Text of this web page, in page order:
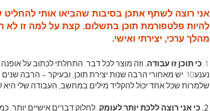
אני רוצה לשתף אתכן בסיבות שהביאו אותי להחליט
להיות פלטפורמת תוכן בתשלום. קצת על למה זו
מהלך ערכי, יצירתי ואישי.
כי תוכן זו עבודה. וזה מוצר לכל דבר.
נענע10. יש מאחורי הרבה שנות יצירת תוכן, ובעיקר – הרבה
שלמרות שכל אחד יכול להקליד מילים במחשב, העבודה שלי היא
. לחלוק דברים אישיים יותר.